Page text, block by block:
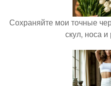
Сохраняйте мои точные
скул, носа и